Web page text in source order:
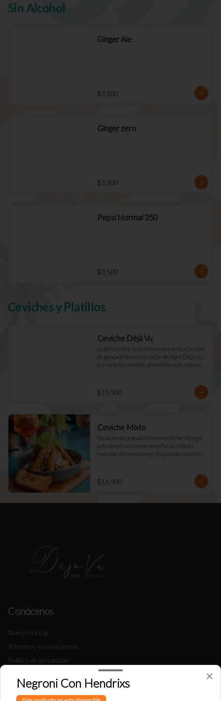
Sin Alcohol
Ginger Ale
$3.500
Ginger zero
$3.500
Pepsi Normal 350
$3.500
Ceviches y Platillos
Ceviche Déjà Vu
Lo del ceviche lo tomamos en serio. Ceviche
de pescado fresco en leche de tigre Déjà vu,
con cebolla morada, pimentón rojo, toques
$15.900
Ceviche Mixto
Ceviche de pescado fresco en leche de tigre
artesanal con camarones furay, cebolla
morada, pimentón rojo, toques de cilantro y
$16.900
Conócenos
Nuestro local
Términos y condiciones
Política de privacidad
Redes sociales
Negroni Con Hendrixs